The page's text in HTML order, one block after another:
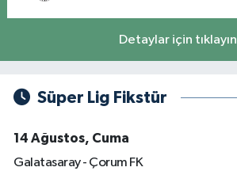
Detaylar için tıklayın
Süper Lig Fikstür
14 Ağustos, Cuma
Galatasaray - Çorum FK